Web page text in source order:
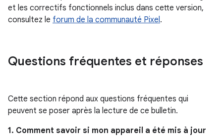
et les correctifs fonctionnels inclus dans cette version,
consultez le forum de la communauté Pixel.
Questions fréquentes et réponses
Cette section répond aux questions fréquentes qui
peuvent se poser après la lecture de ce bulletin.
1. Comment savoir si mon appareil a été mis à jour